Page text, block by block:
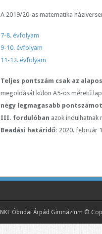
A 2019/20-as matematika
7-8. évfolyam
9-10. évfolyam
11-12. évfolyam
Teljes pontszám csak az
megoldását külön A5-ös méretű
négy legmagasabb
III. fordulóban azok indulhatnak
Beadási határidő: 2020. február
NKE Óbudai Árpád Gimnázium ©